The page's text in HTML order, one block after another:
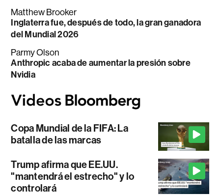
Matthew Brooker
Inglaterra fue, después de todo, la gran ganadora
del Mundial 2026
Parmy Olson
Anthropic acaba de aumentar la presión sobre
Nvidia
Copa Mundial de la FIFA: La
batalla de las marcas
Trump afirma que EE.UU.
"mantendrá el estrecho" y lo
controlará